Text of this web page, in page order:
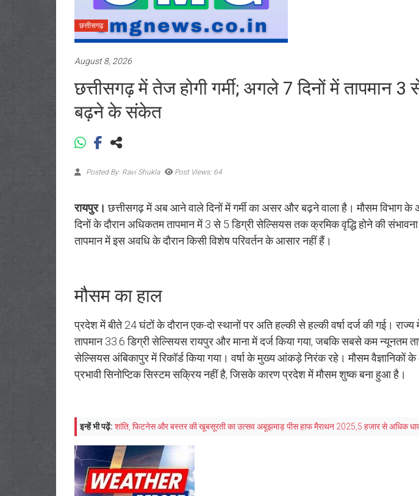
छत्तीसगढ़
August 8, 2026
छत्तीसगढ़ में तेज होगी गर्मी; अगले 7 दिनों में तापमान 3
बढ़ने के संकेत
Posted By: Ravi Shukla Post Views: 64
रायपुर। छत्तीसगढ़ में अब आने वाले दिनों में गर्मी का असर और बढ़ने वाला है। मौसम विभाग
दिनों के दौरान अधिकतम तापमान में 3 से 5 डिग्री सेल्सियस तक क्रमिक वृद्धि होने की
तापमान में इस अवधि के दौरान किसी विशेष परिवर्तन के आसार नहीं हैं।
मौसम का हाल
प्रदेश में बीते 24 घंटों के दौरान एक-दो स्थानों पर अति हल्की से हल्की वर्षा दर्ज की गई।
तापमान 33.6 डिग्री सेल्सियस रायपुर और माना में दर्ज किया गया, जबकि सबसे कम न्यूनतम
सेल्सियस अंबिकापुर में रिकॉर्ड किया गया। वर्षा के मुख्य आंकड़े निरंक रहे। मौसम वैज्ञानिकों के
प्रभावी सिनोप्टिक सिस्टम सक्रिय नहीं है, जिसके कारण प्रदेश में मौसम शुष्क बना हुआ है।
इन्हें भी पढ़ें: शांति, फिटनेस और बस्तर की खूबसूरती का उत्सव अबूझमाड़ पीस हाफ मैराथन 2025,5 हजार से अधिक